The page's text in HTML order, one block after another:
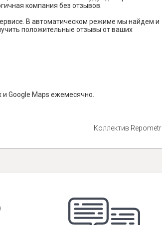
компания без отзывов.
В автоматическом режиме мы найдем и
положительные отзывы от ваших
Google Maps ежемесячно.
Коллектив Repometr